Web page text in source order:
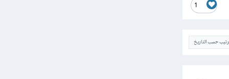
1
حسب التاريخ